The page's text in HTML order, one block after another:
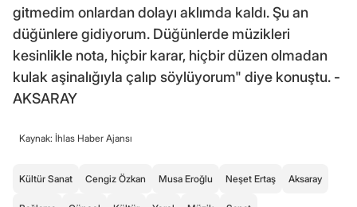
gitmedim onlardan dolayı aklımda kaldı. Şu an
düğünlere gidiyorum. Düğünlerde müzikleri
kesinlikle nota, hiçbir karar, hiçbir düzen olmadan
kulak aşinalığıyla çalıp söylüyorum" diye konuştu. -
AKSARAY
Kaynak: İhlas Haber Ajansı
Kültür Sanat Cengiz Özkan Musa Eroğlu Neşet Ertaş Aksaray